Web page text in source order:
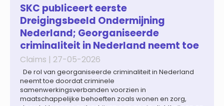
regelgeving relevant voor de life sciences sector en de […]
SKC publiceert eerste
Dreigingsbeeld Ondermijning
Nederland; Georganiseerde
criminaliteit in Nederland neemt toe
Claims | 27-05-2026
De rol van georganiseerde criminaliteit in Nederland
neemt toe doordat criminele
samenwerkingsverbanden voorzien in
maatschappelijke behoeften zoals wonen en zorg,